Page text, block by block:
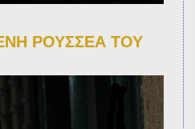
ΡΟΥΣΣΕΑ ΤΟΥ